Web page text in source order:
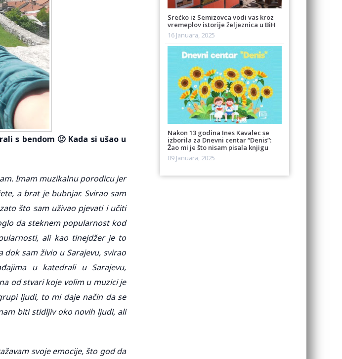
s bendom 🙂 Kada si ušao u
Imam muzikalnu porodicu jer
a brat je bubnjar. Svirao sam
što sam uživao pjevati i učiti
da steknem popularnost kod
ali kao tinejdžer je to
sam živio u Sarajevu, svirao
u katedrali u Sarajevu,
od stvari koje volim u muzici je
ljudi, to mi daje način da se
biti stidljiv oko novih ljudi, ali
svoje emocije, što god da
Srećko iz Semizovca vodi vas kroz
vremeplov istorije željeznica u BiH
16 Januara, 2025
Nakon 13 godina Ines Kavalec se
izborila za Dnevni centar “Denis”:
Žao mi je što nisam pisala knjigu
09 Januara, 2025